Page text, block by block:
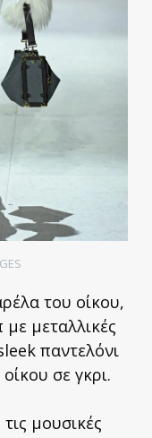
του οίκου,
μεταλλικές
παντελόνι
σε γκρι.
μουσικές